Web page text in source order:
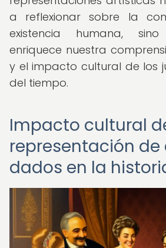
a reflexionar sobre la
existencia humana,
enriquece nuestra
y el impacto cultural de los
del tiempo.
Impacto cultural
representación
dados en la